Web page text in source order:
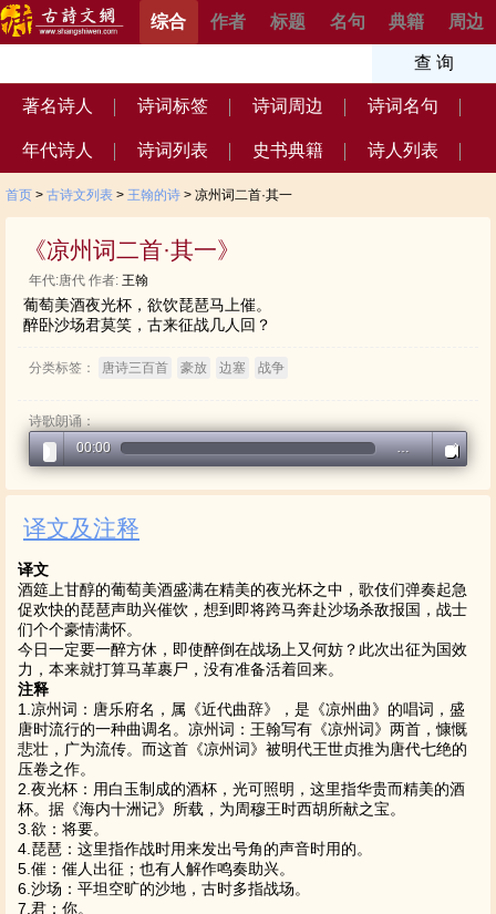
周边
典籍
名句
标题
作者
综合
著名诗人 诗词标签 诗词周边 诗词名句
年代诗人 诗词列表 史书典籍 诗人列表
首页 > 古诗文列表 > 王翰的诗 > 凉州词二首·其一
《凉州词二首·其一》
年代:唐代 作者: 王翰
葡萄美酒夜光杯，欲饮琵琶马上催。
醉卧沙场君莫笑，古来征战几人回？
分类标签： 唐诗三百首 豪放 边塞 战争
诗歌朗诵：
00:00
…
译文及注释
译文
酒筵上甘醇的葡萄美酒盛满在精美的夜光杯之中，歌伎们弹奏起急
促欢快的琵琶声助兴催饮，想到即将跨马奔赴沙场杀敌报国，战士
们个个豪情满怀。
今日一定要一醉方休，即使醉倒在战场上又何妨？此次出征为国效
力，本来就打算马革裹尸，没有准备活着回来。
注释
1.凉州词：唐乐府名，属《近代曲辞》，是《凉州曲》的唱词，盛
唐时流行的一种曲调名。凉州词：王翰写有《凉州词》两首，慷慨
悲壮，广为流传。而这首《凉州词》被明代王世贞推为唐代七绝的
压卷之作。
2.夜光杯：用白玉制成的酒杯，光可照明，这里指华贵而精美的酒
杯。据《海内十洲记》所载，为周穆王时西胡所献之宝。
3.欲：将要。
4.琵琶：这里指作战时用来发出号角的声音时用的。
5.催：催人出征；也有人解作鸣奏助兴。
6.沙场：平坦空旷的沙地，古时多指战场。
7.君：你。